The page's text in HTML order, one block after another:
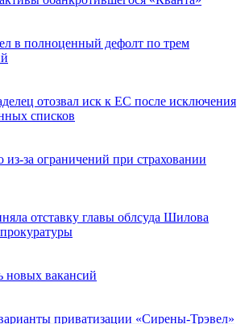
в полноценный дефолт по трем
отозвал иск к ЕС после исключения
списков
за ограничений при страховании
отставку главы облсуда Шилова
вакансий
приватизации «Сирены-Трэвел»